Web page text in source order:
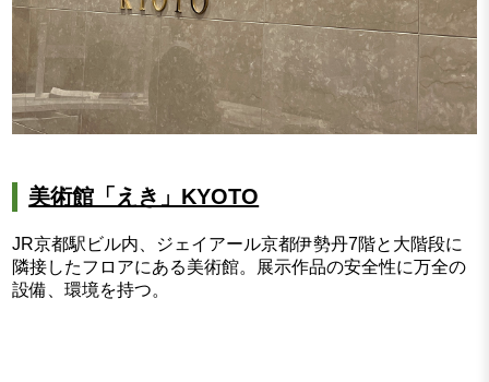
美術館「えき」KYOTO
JR京都駅ビル内、ジェイアール京都伊勢丹7階と大階段に
隣接したフロアにある美術館。展示作品の安全性に万全の
設備、環境を持つ。